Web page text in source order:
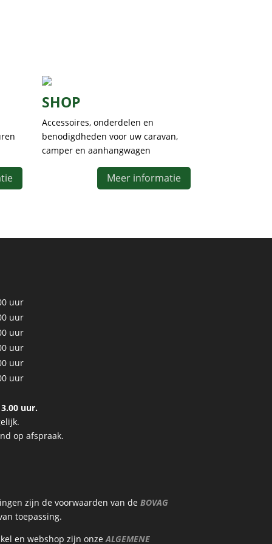
SHOP
Accessoires, onderdelen en
benodigdheden voor uw caravan,
camper en aanhangwagen
Meer informatie
uur
uur
uur
uur
uur
uur
uur.
op afspraak.
zijn de voorwaarden van de BOVAG
toepassing.
en webshop zijn onze ALGEMENE